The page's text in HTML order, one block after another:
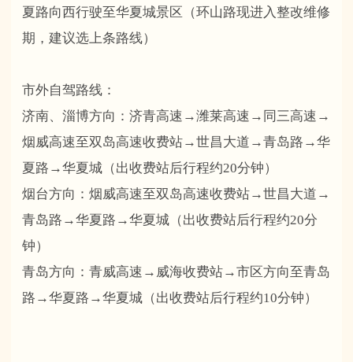
夏路向西行驶至华夏城景区（环山路现进入整改维修
期，建议选上条路线）
市外自驾路线：
济南、淄博方向：济青高速→潍莱高速→同三高速→
烟威高速至双岛高速收费站→世昌大道→青岛路→华
夏路→华夏城（出收费站后行程约20分钟）
烟台方向：烟威高速至双岛高速收费站→世昌大道→
青岛路→华夏路→华夏城（出收费站后行程约20分
钟）
青岛方向：青威高速→威海收费站→市区方向至青岛
路→华夏路→华夏城（出收费站后行程约10分钟）